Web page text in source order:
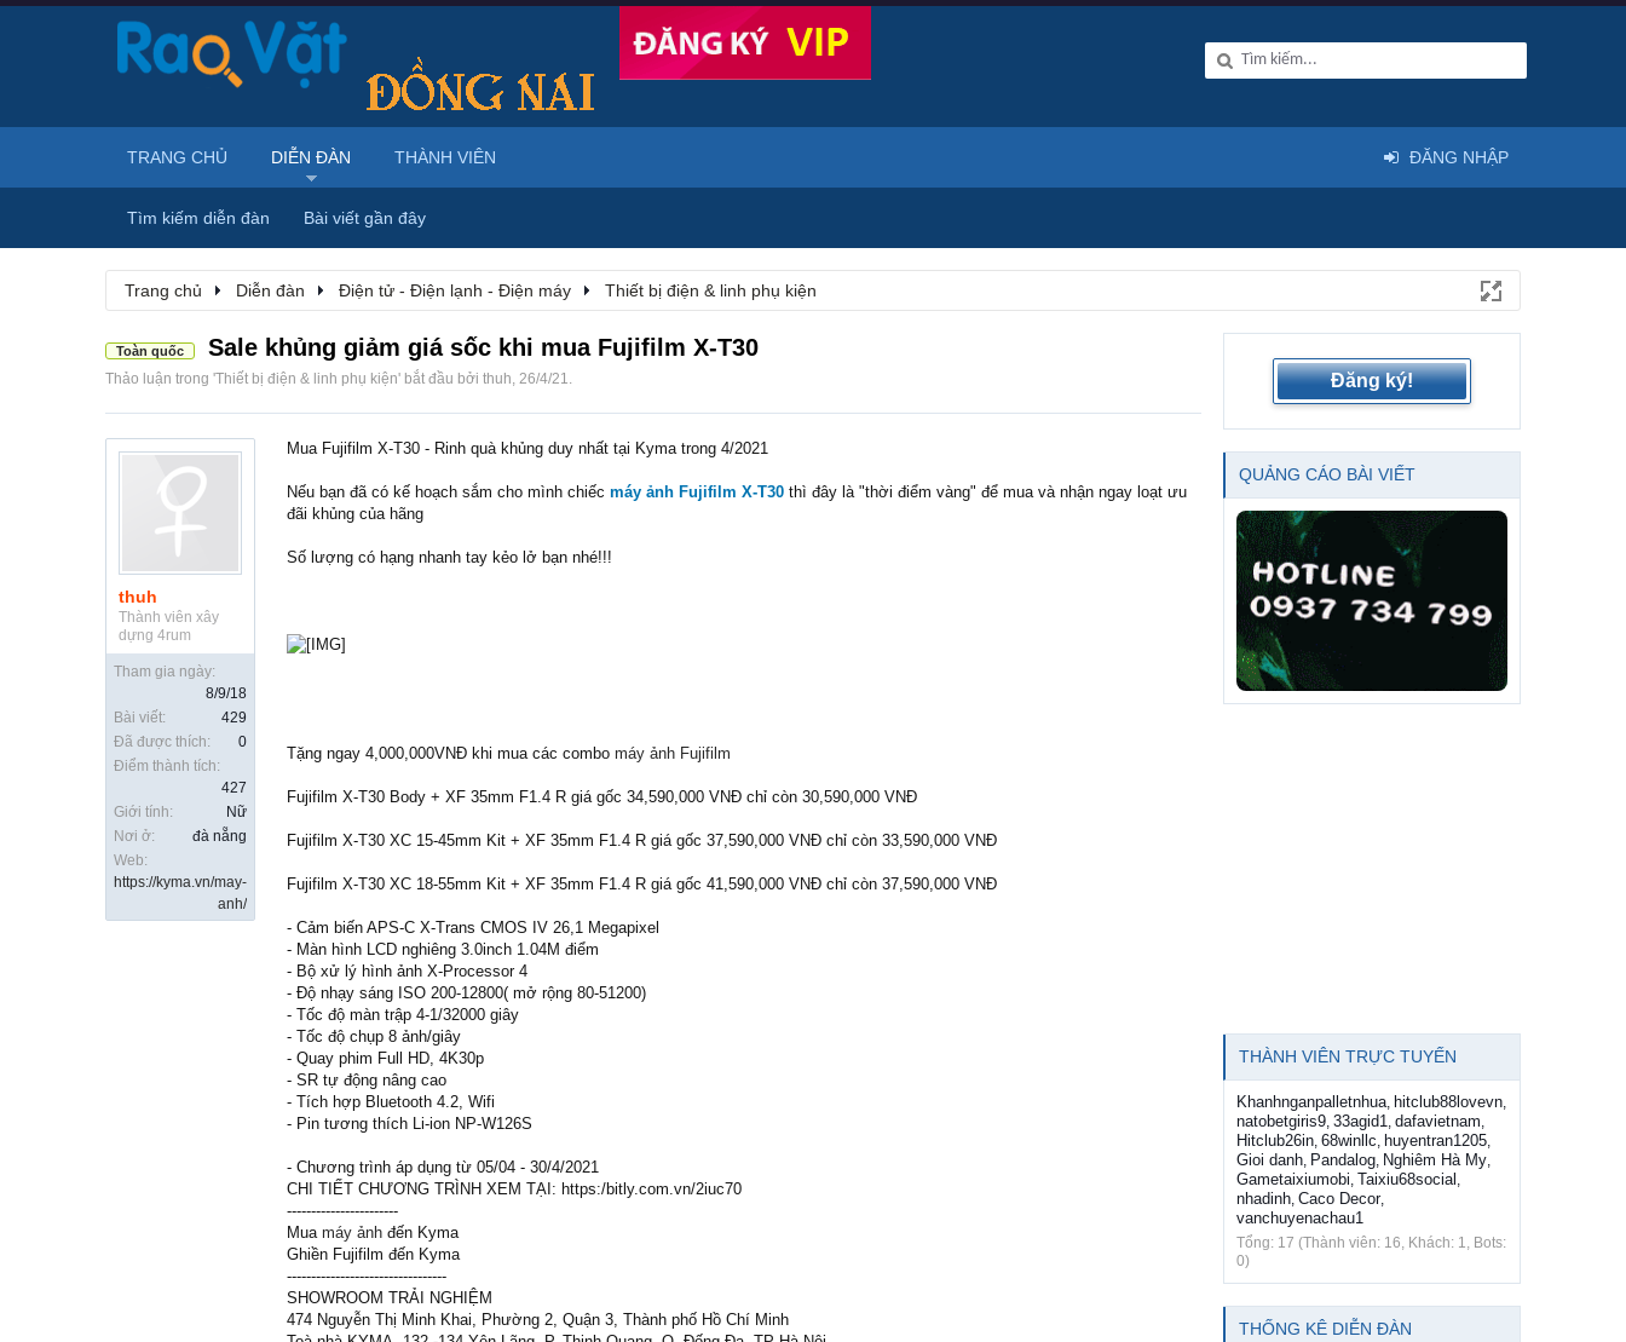
Trang chủ Diễn đàn Điện tử - Điện lạnh - Điện máy Thiết bị điện & linh phụ kiện
Toàn quốc Sale khủng giảm giá sốc khi mua Fujifilm X-T30
Thảo luận trong 'Thiết bị điện & linh phụ kiện' bắt đầu bởi thuh, 26/4/21.
thuh
Thành viên xây
dựng 4rum
Tham gia ngày:
8/9/18
Bài viết:
429
Đã được thích:
0
Điểm thành tích:
427
Giới tính:
Nữ
Nơi ở:
đà nẵng
Web:
https://kyma.vn/may-
anh/
Mua Fujifilm X-T30 - Rinh quà khủng duy nhất tại Kyma trong 4/2021
Nếu bạn đã có kế hoạch sắm cho mình chiếc máy ảnh Fujifilm X-T30 thì đây là "thời điểm vàng" để mua và nhận ngay loạt ưu
đãi khủng của hãng
Số lượng có hạng nhanh tay kẻo lở bạn nhé!!!
Tặng ngay 4,000,000VNĐ khi mua các combo máy ảnh Fujifilm
Fujifilm X-T30 Body + XF 35mm F1.4 R giá gốc 34,590,000 VNĐ chỉ còn 30,590,000 VNĐ
Fujifilm X-T30 XC 15-45mm Kit + XF 35mm F1.4 R giá gốc 37,590,000 VNĐ chỉ còn 33,590,000 VNĐ
Fujifilm X-T30 XC 18-55mm Kit + XF 35mm F1.4 R giá gốc 41,590,000 VNĐ chỉ còn 37,590,000 VNĐ
- Cảm biến APS-C X-Trans CMOS IV 26,1 Megapixel
- Màn hình LCD nghiêng 3.0inch 1.04M điểm
- Bộ xử lý hình ảnh X-Processor 4
- Độ nhạy sáng ISO 200-12800( mở rộng 80-51200)
- Tốc độ màn trập 4-1/32000 giây
- Tốc độ chụp 8 ảnh/giây
- Quay phim Full HD, 4K30p
- SR tự động nâng cao
- Tích hợp Bluetooth 4.2, Wifi
- Pin tương thích Li-ion NP-W126S
- Chương trình áp dụng từ 05/04 - 30/4/2021
CHI TIẾT CHƯƠNG TRÌNH XEM TẠI: https:/bitly.com.vn/2iuc70
-----------------------
Mua máy ảnh đến Kyma
Ghiền Fujifilm đến Kyma
---------------------------------
SHOWROOM TRẢI NGHIỆM
474 Nguyễn Thị Minh Khai, Phường 2, Quận 3, Thành phố Hồ Chí Minh
Đăng ký!
QUẢNG CÁO BÀI VIẾT
THÀNH VIÊN TRỰC TUYẾN
Khanhnganpalletnhua, hitclub88lovevn,
natobetgiris9, 33agid1, dafavietnam,
Hitclub26in, 68winllc, huyentran1205,
Gioi danh, Pandalog, Nghiêm Hà My,
Gametaixiumobi, Taixiu68social ,
nhadinh, Caco Decor,
vanchuyenachau1
Tổng: 17 (Thành viên: 16, Khách: 1, Bots:
0)
THỐNG KÊ DIỄN ĐÀN
TRANG CHỦ DIỄN ĐÀN
Tìm kiếm diễn đàn Bài viết gần đây
THÀNH VIÊN ĐĂNG NHẬP